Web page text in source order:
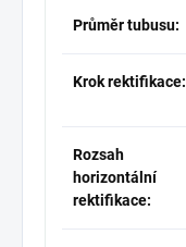
Průměr tubusu:
Krok rektifikace:
Rozsah
horizontální
rektifikace: